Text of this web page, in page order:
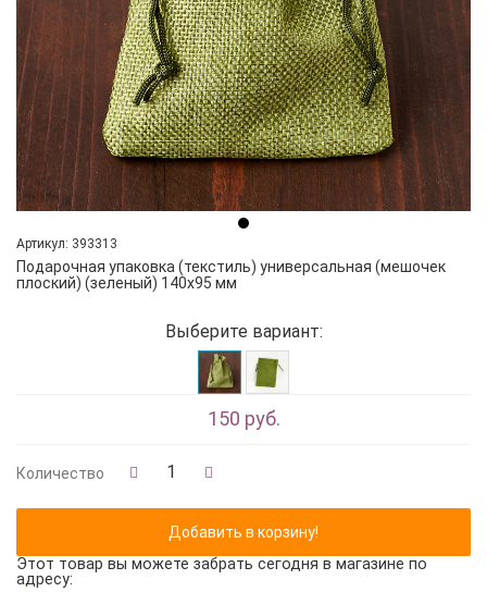
Артикул: 393313
Подарочная упаковка (текстиль) универсальная (мешочек
плоский) (зеленый) 140х95 мм
Выберите вариант:
150 руб.
Количество
Этот товар вы можете забрать сегодня в магазине по
адресу: